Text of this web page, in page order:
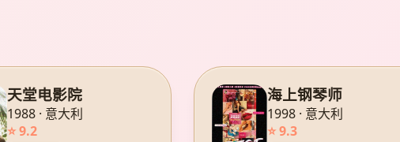
天堂电影院
1988 · 意大利
⭐ 9.2
海上钢琴师
1998 · 意大利
⭐ 9.3